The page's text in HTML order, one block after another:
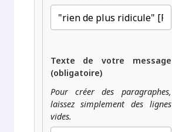
Texte de votre message
(obligatoire)
Pour créer des paragraphes,
laissez simplement des lignes
vides.